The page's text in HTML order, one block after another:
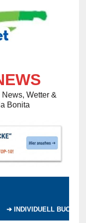
Wetter &
Bonita
➔ INDIVIDUELL BUCHEN